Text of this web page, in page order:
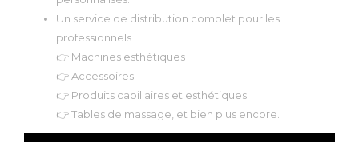
Un service de distribution complet pour les
professionnels :
👉 Machines esthétiques
👉 Accessoires
👉 Produits capillaires et esthétiques
👉 Tables de massage, et bien plus encore.